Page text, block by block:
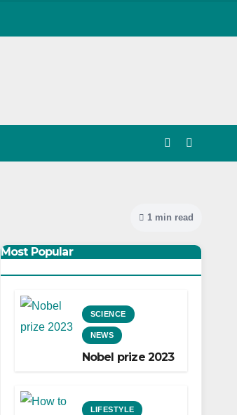
1 min read
Most Popular
SCIENCE
NEWS
Nobel prize 2023
LIFESTYLE